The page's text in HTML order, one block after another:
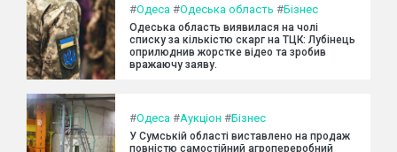
#Одеса #Одеська область #Бізнес
Одеська область виявилася на чолі
списку за кількістю скарг на ТЦК: Лубінець
оприлюднив жорстке відео та зробив
вражаючу заяву.
#Одеса #Аукціон #Бізнес
У Сумській області виставлено на продаж
повністю самостійний агропереробний